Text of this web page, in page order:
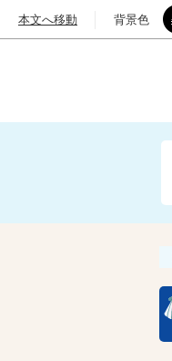
本文へ移動 背景色